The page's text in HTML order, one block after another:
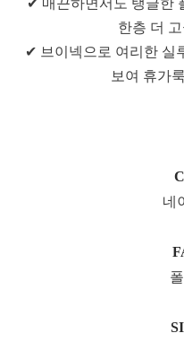
✔ 매끈하면서도 탱글한
한층 더
✔ 브이넥으로 여리한 실
보여 휴가
네